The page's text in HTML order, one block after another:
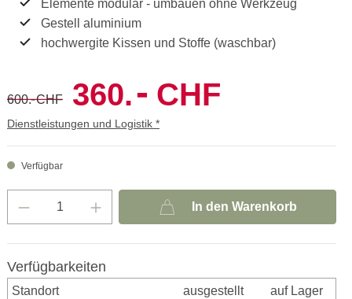
Elemente modular - umbauen ohne Werkzeug
Gestell aluminium
hochwergite Kissen und Stoffe (waschbar)
600.-CHF 360.- CHF
Dienstleistungen und Logistik *
Verfügbar
In den Warenkorb
Verfügbarkeiten
Standort ausgestellt
auf Lager